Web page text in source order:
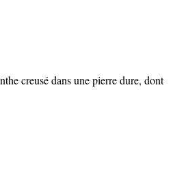
creusé dans une pierre dure, dont